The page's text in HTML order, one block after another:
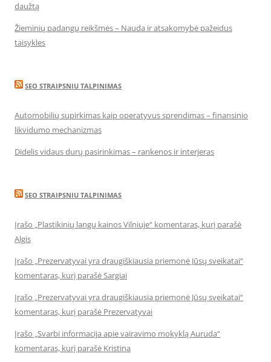
daužtą
Žieminių padangų reikšmės – Nauda ir atsakomybė pažeidus
taisykles
SEO STRAIPSNIU TALPINIMAS
Automobilių supirkimas kaip operatyvus sprendimas – finansinio
likvidumo mechanizmas
Didelis vidaus durų pasirinkimas – rankenos ir interjeras
SEO STRAIPSNIU TALPINIMAS
Įrašo „Plastikinių langų kainos Vilniuje“ komentaras, kurį parašė
Algis
Įrašo „Prezervatyvai yra draugiškiausia priemonė Jūsų sveikatai“
komentaras, kurį parašė Sargiai
Įrašo „Prezervatyvai yra draugiškiausia priemonė Jūsų sveikatai“
komentaras, kurį parašė Prezervatyvai
Įrašo „Svarbi informacija apie vairavimo mokyklą Auruda“
komentaras, kurį parašė Kristina